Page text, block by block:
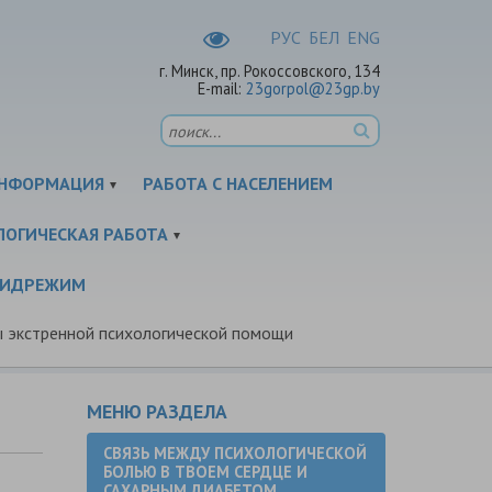
РУC БЕЛ ENG
г. Минск, пр. Рокоссовского, 134
E-mail: 23gorpol@23gp.by
РАБОТА С НАСЕЛЕНИЕМ
РАБОТА
психологической помощи
МЕНЮ РАЗДЕЛА
СВЯЗЬ МЕЖДУ ПСИХОЛОГИЧЕСКОЙ
БОЛЬЮ В ТВОЕМ СЕРДЦЕ И